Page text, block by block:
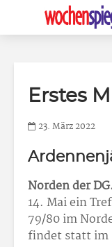
Erstes
23. März 2022
Norden der
14. Mai ein
79/80 im
findet statt im